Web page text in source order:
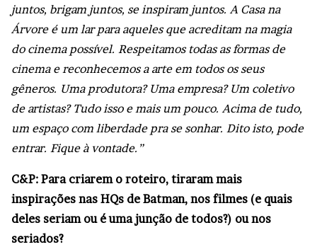
juntos, brigam juntos, se inspiram juntos. A Casa na
Árvore é um lar para aqueles que acreditam na magia
do cinema possível. Respeitamos todas as formas de
cinema e reconhecemos a arte em todos os seus
gêneros. Uma produtora? Uma empresa? Um coletivo
de artistas? Tudo isso e mais um pouco. Acima de tudo,
um espaço com liberdade pra se sonhar. Dito isto, pode
entrar. Fique à vontade.”
C&P: Para criarem o roteiro, tiraram mais
inspirações nas HQs de Batman, nos filmes (e quais
deles seriam ou é uma junção de todos?) ou nos
seriados?